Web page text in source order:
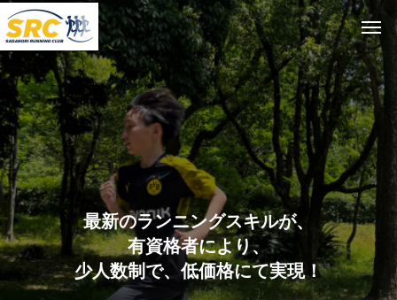
最新のランニングスキルが、
有資格者により、
少人数制で、低価格にて実現！